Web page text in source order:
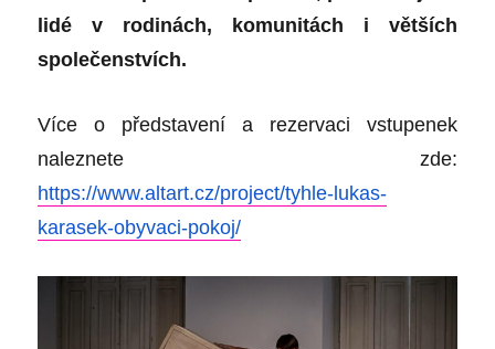
lidé v rodinách, komunitách i větších
společenstvích.
Více o představení a rezervaci vstupenek
naleznete zde:
https://www.altart.cz/project/tyhle-lukas-
karasek-obyvaci-pokoj/